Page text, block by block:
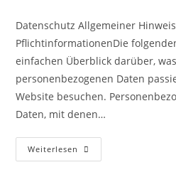
Datenschutz Allgemeiner
PflichtinformationenDie
einfachen Überblick darüber,
personenbezogenen Daten
Website besuchen.
Daten, mit denen…
Weiterlesen Datenschutz